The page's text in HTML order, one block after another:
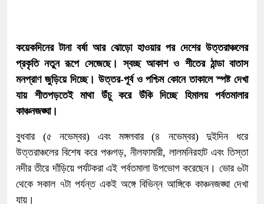
কয়েকদিনের টানা বর্ষা আর ঝোড়ো হাওয়ার পর দেশের উত্তরাঞ্চলের
প্রকৃতি নতুন রূপে সেজেছে। স্বচ্ছ আকাশ ও শীতের ঠান্ডা বাতাস
মনপ্রাণ জুড়িয়ে দিচ্ছে। উত্তর-পূর্ব ও পশ্চিম কোনে তাকালে স্পষ্ট দেখা
যায় শীতপড়তেই মাথা উঁচু করে উঁকি দিচ্ছে হিমালয় পর্বতমালার
কাঞ্চনজঙ্ঘা।
বুধবার (৫ নভেম্বর) এবং মঙ্গলবার (৪ নভেম্বর) দুইদিন ধরে
উত্তরাঞ্চলের বিশেষ করে পঞ্চগড়, নীলফামারী, লালমনিরহাট এবং তিস্তা
নদীর তীরে দাঁড়িয়ে পর্যটকরা এই পর্বতমালা উপভোগ করেছেন। ভোর ৬টা
থেকে সকাল ৭টা পর্যন্ত একই অঙ্গে বিভিন্ন আঙ্গিকে কাঞ্চনজঙ্ঘা দেখা
যায়।